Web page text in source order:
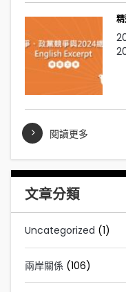
閱讀更多
文章分類
Uncategorized (1)
兩岸關係 (106)